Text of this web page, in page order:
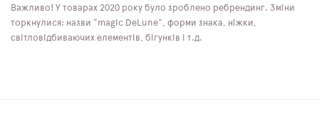
Важливо! У товарах 2020 року було зроблено ребрендинг. Зміни
торкнулися: назви "magic DeLune", форми знака, ніжки,
світловідбиваючих елементів, бігунків і т.д.